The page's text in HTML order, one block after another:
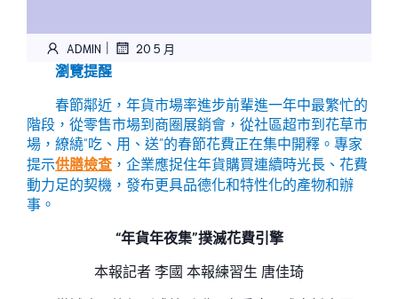
ADMIN | 20 5 月
瀏覽提醒
春節鄰近，年貨市場率進步前輩進一年中最繁忙的
階段，從零售市場到商圈展銷會，從社區超市到花草市
場，繚繞“吃、用、送”的春節花費正在集中開釋。專家
提示供膳檢查 ，企業應捉住年貨購買連續時光長、花費
動力足的契機，發布更具品德化和特性化的產物和辦
事。
“年貨年夜集”撲滅花費引擎
本報記者 李國 本報練習生 唐佳琦